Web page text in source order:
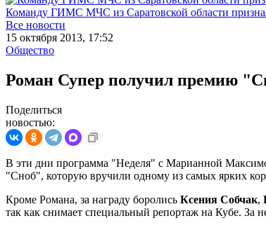
Команду ГИМС МЧС из Саратовской области
Все новости
15 октября 2013, 17:52
Общество
Роман Супер получил премию
Поделиться
новостью:
В эти дни программа "Неделя" с Марианной
"Сноб", которую вручили одному из самых ярких
Кроме Романа, за награду боролись Ксения Собчак,
так как снимает специальный репортаж на Кубе.